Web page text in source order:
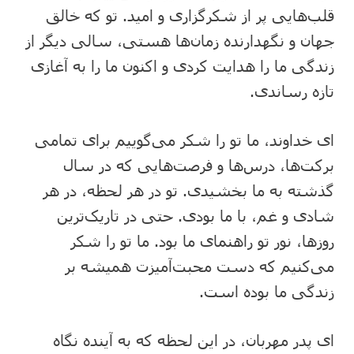
قلب‌هایی پر از شکرگزاری و امید. تو که خالق
جهان و نگهدارنده زمان‌ها هستی، سالی دیگر از
زندگی ما را هدایت کردی و اکنون ما را به آغازی
تازه رساندی.
ای خداوند، ما تو را شکر می‌گوییم برای تمامی
برکت‌ها، درس‌ها و فرصت‌هایی که در سال
گذشته به ما بخشیدی. تو در هر لحظه، در هر
شادی و غم، با ما بودی. حتی در تاریک‌ترین
روزها، نور تو راهنمای ما بود. ما تو را شکر
می‌کنیم که دست محبت‌آمیزت همیشه بر
زندگی ما بوده است.
ای پدر مهربان، در این لحظه که به آینده نگاه